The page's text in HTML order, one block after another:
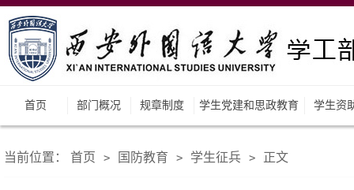
首页 部门概况 规章制度 学生党建和思政教育 学生资
当前位置： 首页 > 国防教育 > 学生征兵 > 正文